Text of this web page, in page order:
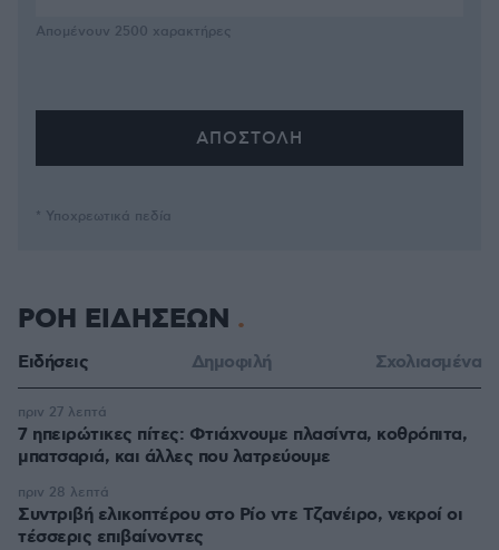
Απομένουν 2500 χαρακτήρες
* Υποχρεωτικά πεδία
ΡΟΗ ΕΙΔΗΣΕΩΝ
Ειδήσεις Δημοφιλή Σχολιασμένα
7 ηπειρώτικες πίτες: Φτιάχνουμε πλασίντα, κοθρόπιτα,
μπατσαριά, και άλλες που λατρεύουμε
πριν 27 λεπτά
Συντριβή ελικοπτέρου στο Ρίο ντε Τζανέιρο, νεκροί οι
τέσσερις επιβαίνοντες
πριν 28 λεπτά